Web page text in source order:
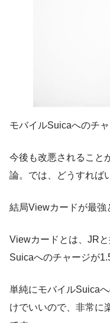
モバイルSuicaへのチ
今後も改悪されること
論。では、どうすれば
結局Viewカードが最強
Viewカードとは、JR
Suicaへのチャージが
単純にモバイルSuica
けでいいので、非常に